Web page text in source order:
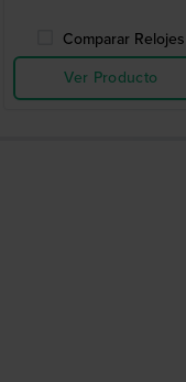
Comparar Relojes
Ver Producto